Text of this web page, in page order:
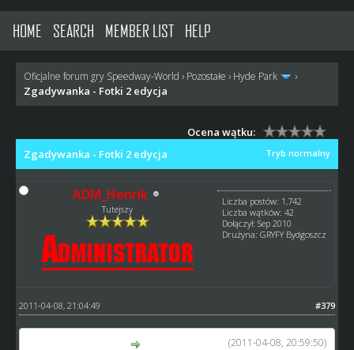
HOME SEARCH MEMBER LIST HELP
Oficjalne forum gry Speedway-World › Pozostałe › Hyde Park ›
Zgadywanka - Fotki 2 edycja
Ocena wątku:
Tryb normalny
Zgadywanka - Fotki 2 edycja
ADM_Henrik
Tutejszy
Liczba postów: 1,742
Liczba wątków: 42
Dołączył: Sep 2010
Drużyna: GRYFY Bydgoszcz
#379
2011-04-08, 21:04:49
(2011-04-08, 20:59:50)